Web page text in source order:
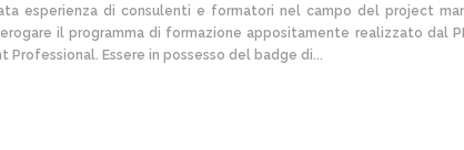
esperienza di consulenti e formatori nel campo del project
il programma di formazione appositamente realizzato dal
Essere in possesso del badge di...